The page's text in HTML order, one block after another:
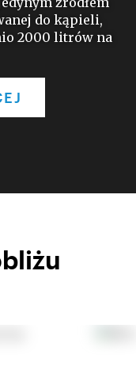
do kąpieli,
2000 litrów na